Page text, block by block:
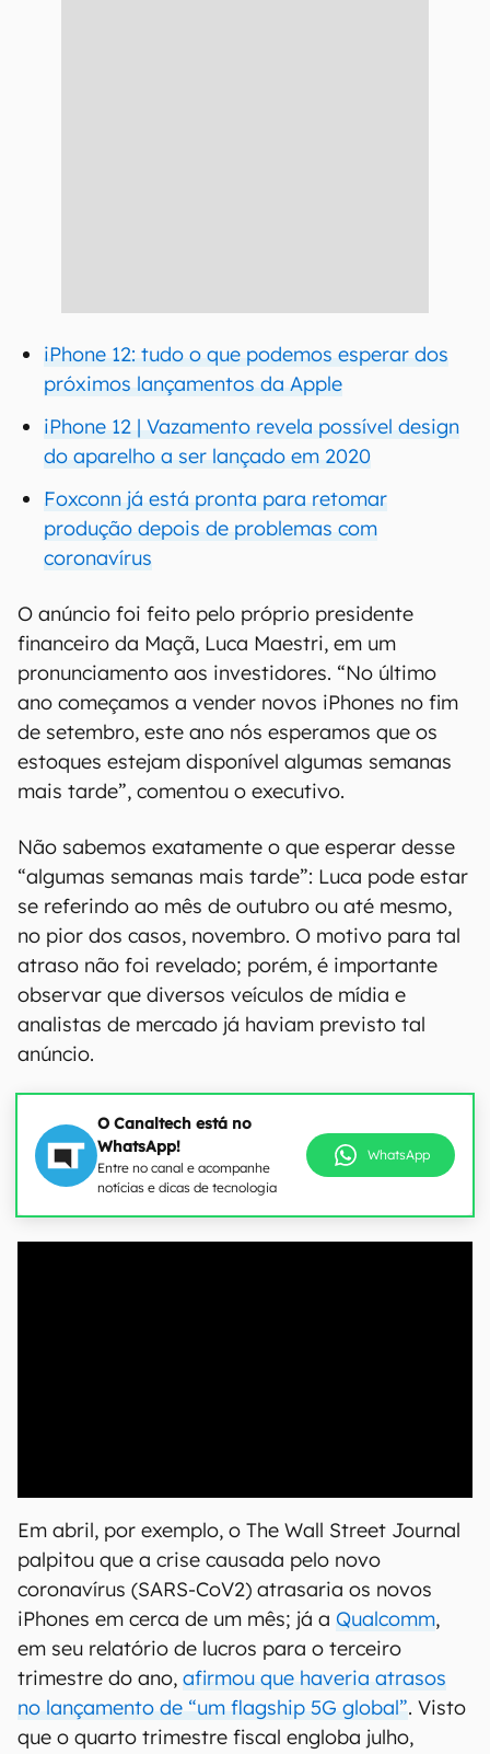
iPhone 12: tudo o que podemos esperar dos
próximos lançamentos da Apple
iPhone 12 | Vazamento revela possível design
do aparelho a ser lançado em 2020
Foxconn já está pronta para retomar
produção depois de problemas com
coronavírus
O anúncio foi feito pelo próprio presidente
financeiro da Maçã, Luca Maestri, em um
pronunciamento aos investidores. “No último
ano começamos a vender novos iPhones no fim
de setembro, este ano nós esperamos que os
estoques estejam disponível algumas semanas
mais tarde”, comentou o executivo.
Não sabemos exatamente o que esperar desse
“algumas semanas mais tarde”: Luca pode estar
se referindo ao mês de outubro ou até mesmo,
no pior dos casos, novembro. O motivo para tal
atraso não foi revelado; porém, é importante
observar que diversos veículos de mídia e
analistas de mercado já haviam previsto tal
anúncio.
O Canaltech está no
WhatsApp!
Entre no canal e acompanhe
notícias e dicas de tecnologia
WhatsApp
Em abril, por exemplo, o The Wall Street Journal
palpitou que a crise causada pelo novo
coronavírus (SARS-CoV2) atrasaria os novos
iPhones em cerca de um mês; já a Qualcomm,
em seu relatório de lucros para o terceiro
trimestre do ano, afirmou que haveria atrasos
no lançamento de “um flagship 5G global”. Visto
que o quarto trimestre fiscal engloba julho,